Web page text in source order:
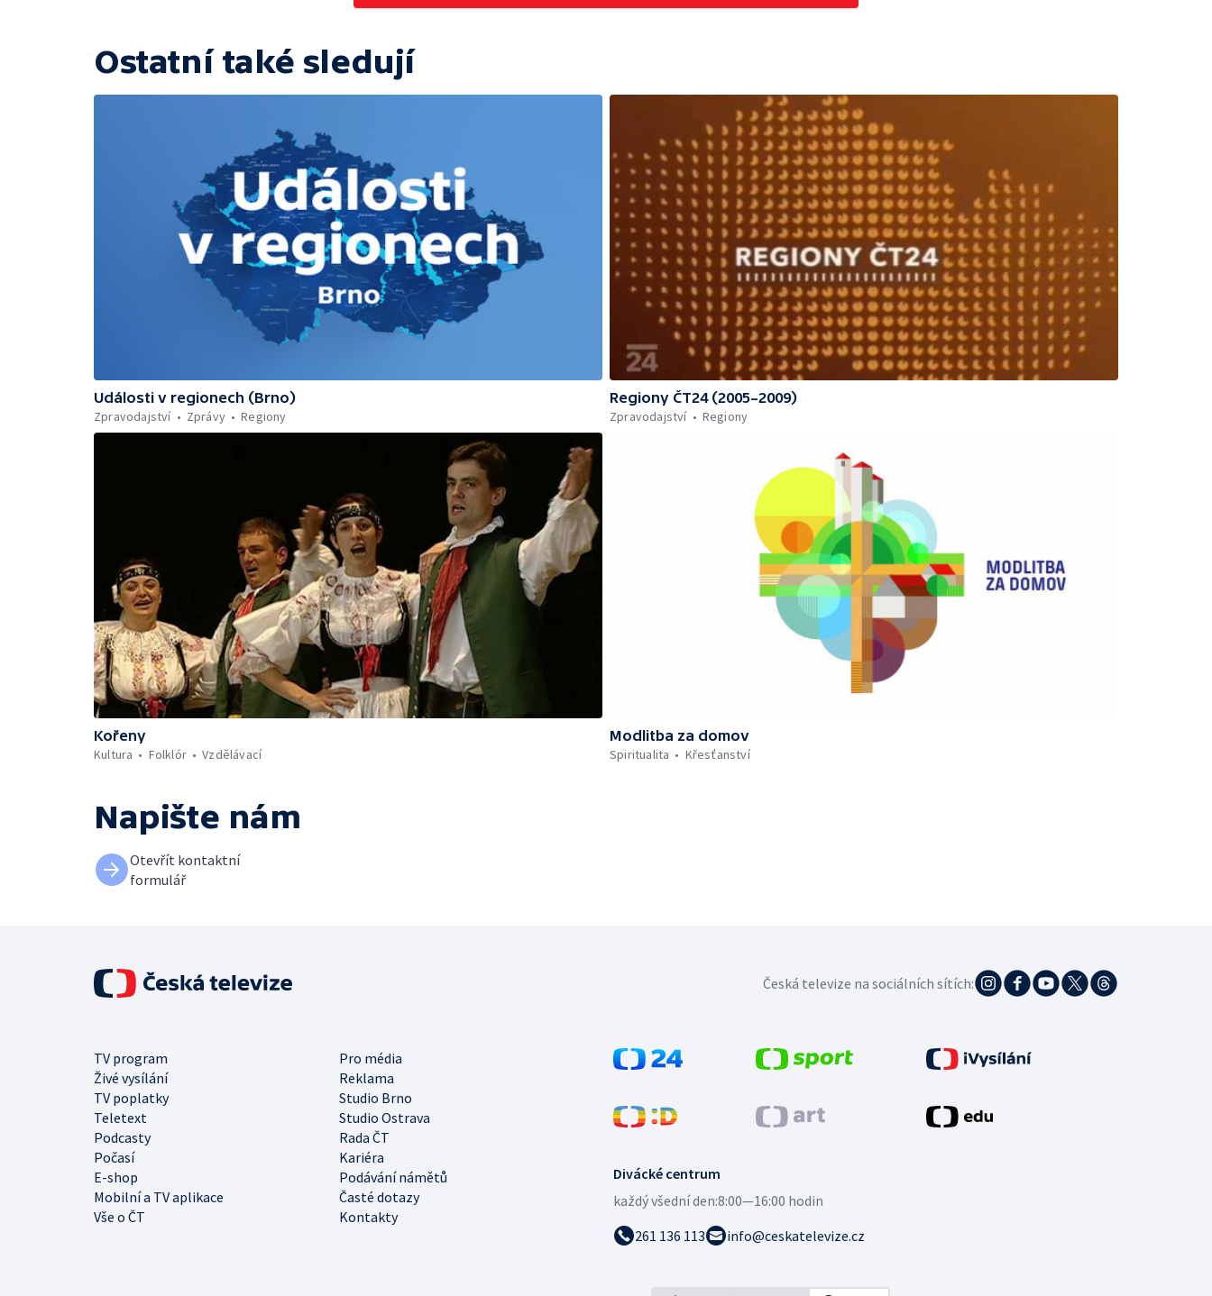
Ostatní také sledují
Události v regionech (Brno)
Zpravodajství
Zprávy Regiony
Regiony ČT24 (2005–2009)
Zpravodajství
Regiony
Kořeny
Kultura
Folklór Vzdělávací
Modlitba za domov
Spiritualita
Křesťanství
Napište nám
Otevřít kontaktní
formulář
Divácké centrum
každý všední den:8:00—16:00 hodin
261 136 113
info@ceskatelevize.cz
TV program
Pro média
Živé vysílání
Reklama
TV poplatky
Studio Brno
Teletext
Studio Ostrava
Podcasty
Rada ČT
Počasí
Kariéra
E-shop
Podávání námětů
Mobilní a TV aplikace
Časté dotazy
Vše o ČT
Kontakty
Česká televize na sociálních sítích: